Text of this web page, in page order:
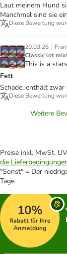
Laut meinem Hund
Manchmal sind sie
Diese Bewertung
20.03.26 |
Classic lot
This is a
Fett
Schade, enthält zwar
Diese Bewertung
Weitere
Preise inkl. MwSt.
die
"Sonst" = Der
Tage.
10%
Rabatt für Ihre
Anmeldung